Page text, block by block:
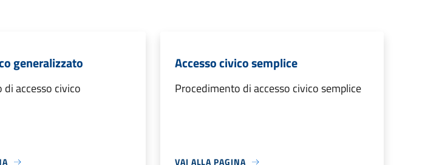
generalizzato
accesso civico
Accesso civico semplice
Procedimento di accesso civico semplice
VAI ALLA PAGINA